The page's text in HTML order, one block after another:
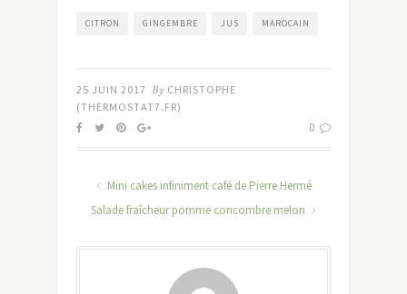
CITRON GINGEMBRE JUS MAROCAIN
25 JUIN 2017 By CHRISTOPHE
(THERMOSTAT7.FR)
0
Mini cakes infiniment café de Pierre Hermé
Salade fraîcheur pomme concombre melon